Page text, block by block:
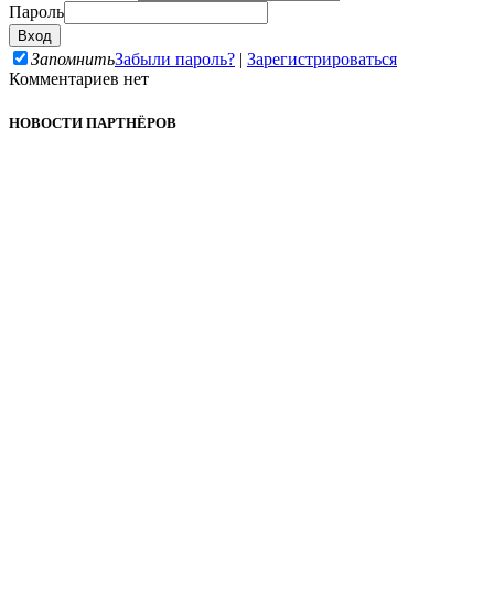
Пароль
ЗапомнитьЗабыли пароль? | Зарегистрироваться
Комментариев нет
НОВОСТИ ПАРТНЁРОВ